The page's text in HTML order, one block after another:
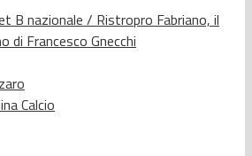
B nazionale / Ristropro Fabriano, il
di Francesco Gnecchi
Calcio